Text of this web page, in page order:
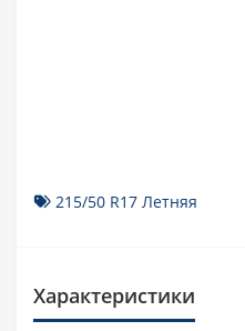
215/50 R17 Летняя
Характеристики